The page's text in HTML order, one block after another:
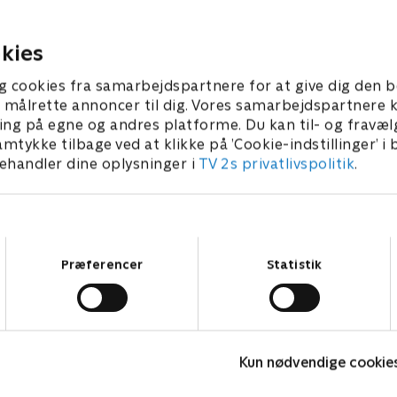
cookies fra samarbejdspartnere for at give dig den
annoncer til dig. Vores samarbejdspartnere
på egne og andres platforme. Du kan til- og
tilbage ved at klikke på ’Cookie-indstillinger’ i
dine oplysninger i TV 2s privatlivspolitik.
Præferencer Statistik
Kun nødvendige
venter dem
• 39 min